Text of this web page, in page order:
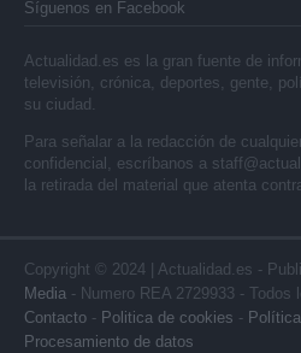
Síguenos en Facebook
Actualidad.es es la gran fuente de
televisión, crónica, deportes, gente,
su ciudad.
Para señalar a la redacción de
confidencial, escríbanos a
la retirada del material que atenta
Copyright © 2024 | Actualidad.es -
Media - Numero REA 2729933 - Todos
Contacto - Politica de cookies -
Procesamiento de datos